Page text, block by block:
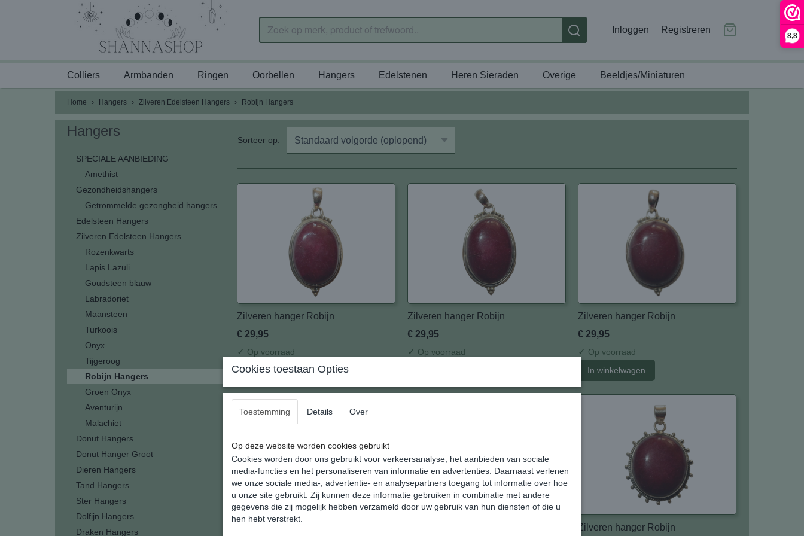
8,8
Inloggen Registreren
Colliers Armbanden Ringen Oorbellen Hangers Edelstenen Heren Sieraden Overige Beeldjes/Miniaturen
Home › Hangers › Zilveren Edelsteen Hangers › Robijn Hangers
Hangers
SPECIALE AANBIEDING
Amethist
Gezondheidshangers
Getrommelde gezongheid hangers
Edelsteen Hangers
Zilveren Edelsteen Hangers
Rozenkwarts
Lapis Lazuli
Goudsteen blauw
Labradoriet
Maansteen
Turkoois
Onyx
Tijgeroog
Robijn Hangers
Groen Onyx
Aventurijn
Malachiet
Donut Hangers
Donut Hanger Groot
Dieren Hangers
Tand Hangers
Ster Hangers
Dolfijn Hangers
Draken Hangers
Sorteer op:
Zilveren hanger Robijn
€ 29,95
✓ Op voorraad
In winkelwagen
Zilveren hanger Robijn
€ 29,95
✓ Op voorraad
Zilveren hanger Robijn
€ 29,95
✓ Op voorraad
In winkelwagen
Zilveren hanger Robijn
Cookies toestaan Opties
Toestemming Details Over
Op deze website worden cookies gebruikt
Cookies worden door ons gebruikt voor verkeersanalyse, het aanbieden van sociale
media-functies en het personaliseren van informatie en advertenties. Daarnaast verlenen
we onze sociale media-, advertentie- en analysepartners toegang tot informatie over hoe
u onze site gebruikt. Zij kunnen deze informatie gebruiken in combinatie met andere
gegevens die zij mogelijk hebben verzameld door uw gebruik van hun diensten of die u
hen hebt verstrekt.